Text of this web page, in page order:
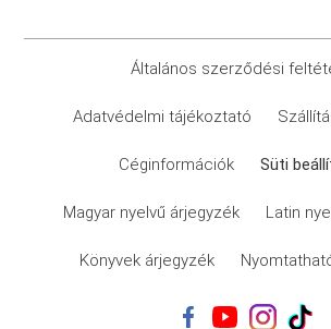
Általános szerződési
Adatvédelmi tájékoztató
Céginformációk Süti
Magyar nyelvű árjegyzék Latin
Könyvek árjegyzék